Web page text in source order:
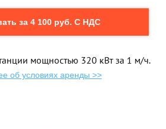
за 4 100 руб. С НДС
мощностью 320 кВт за 1 м/ч.
об условиях аренды >>